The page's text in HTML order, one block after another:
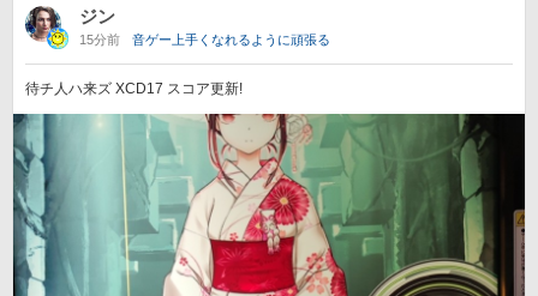
ジン
15分前 音ゲー上手くなれるように頑張る
待チ人ハ来ズ XCD17 スコア更新!